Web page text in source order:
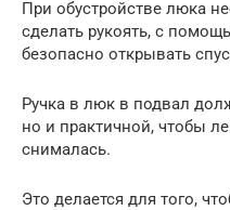
При обустройстве люка
сделать рукоять, с
безопасно открывать
Ручка в люк в подвал
но и практичной, чтобы
снималась.
Это делается для того,